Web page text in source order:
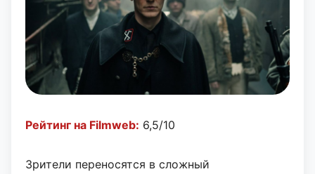
Рейтинг на Filmweb: 6,5/10
Зрители переносятся в сложный